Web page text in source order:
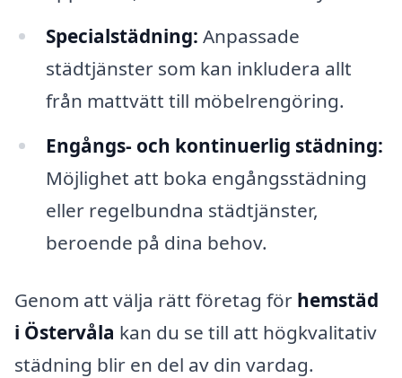
Specialstädning: Anpassade
städtjänster som kan inkludera allt
från mattvätt till möbelrengöring.
Engångs- och kontinuerlig städning:
Möjlighet att boka engångsstädning
eller regelbundna städtjänster,
beroende på dina behov.
Genom att välja rätt företag för hemstäd
i Östervåla kan du se till att högkvalitativ
städning blir en del av din vardag.